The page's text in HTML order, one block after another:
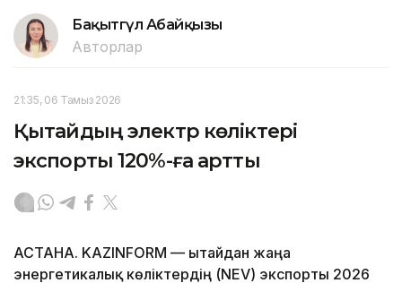
Бақытгүл Абайқызы
Авторлар
21:35, 06 Тамыз 2026
Қытайдың электр көліктері
экспорты 120%-ға артты
АСТАНА. KAZINFORM — Қытайдан жаңа
энергетикалық көліктердің (NEV) экспорты 2026